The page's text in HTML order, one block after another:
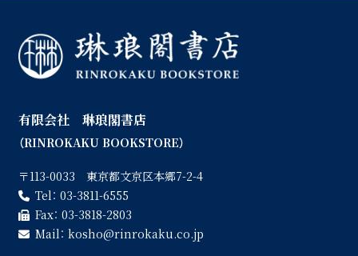
有限会社 琳琅閣書店
（RINROKAKU BOOKSTORE）
〒113-0033 東京都文京区本郷7-2-4
Tel： 03-3811-6555
Fax： 03-3818-2803
Mail： kosho
rinrokaku.co.jp